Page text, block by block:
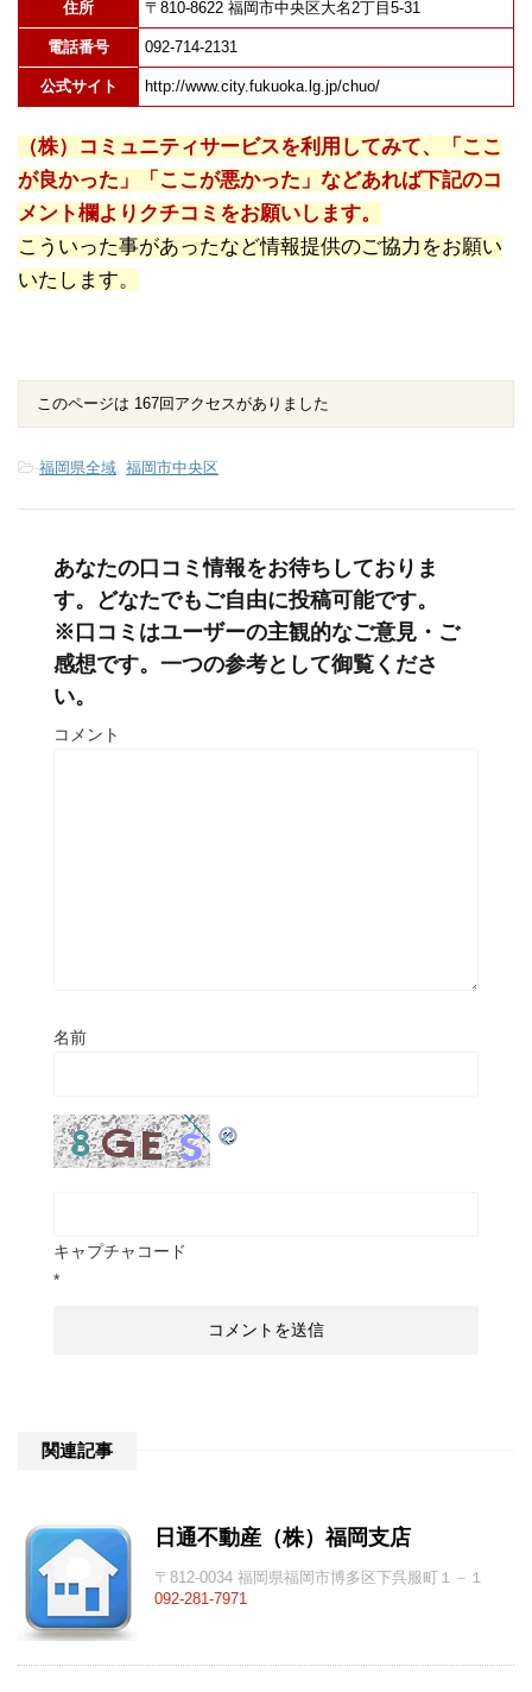
住所 〒810-8622 福岡市中央区大名2丁目5-31
電話番号 092-714-2131
公式サイト http://www.city.fukuoka.lg.jp/chuo/
（株）コミュニティサービスを利用してみて、「ここ
が良かった」「ここが悪かった」などあれば下記のコ
メント欄よりクチコミをお願いします。
こういった事があったなど情報提供のご協力をお願い
いたします。
このページは 167回アクセスがありました
-福岡県全域, 福岡市中央区
あなたの口コミ情報をお待ちしておりま
す。どなたでもご自由に投稿可能です。
※口コミはユーザーの主観的なご意見・ご
感想です。一つの参考として御覧くださ
い。
コメント
名前
キャプチャコード
*
関連記事
日通不動産（株）福岡支店
〒812-0034 福岡県福岡市博多区下呉服町１－１
092-281-7971